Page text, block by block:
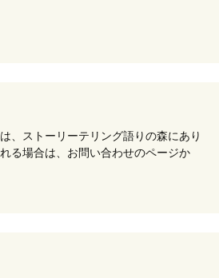
、ストーリーテリング語りの森にあり
る場合は、お問い合わせのページか